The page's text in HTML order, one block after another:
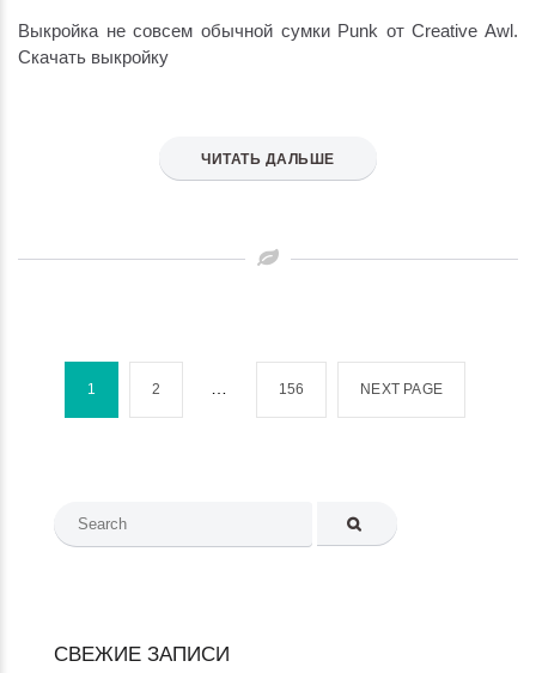
Выкройка не совсем обычной сумки Punk от Creative Awl.
Скачать выкройку
ЧИТАТЬ ДАЛЬШЕ
записей
1 2 156 NEXT PAGE
for:
СВЕЖИЕ ЗАПИСИ